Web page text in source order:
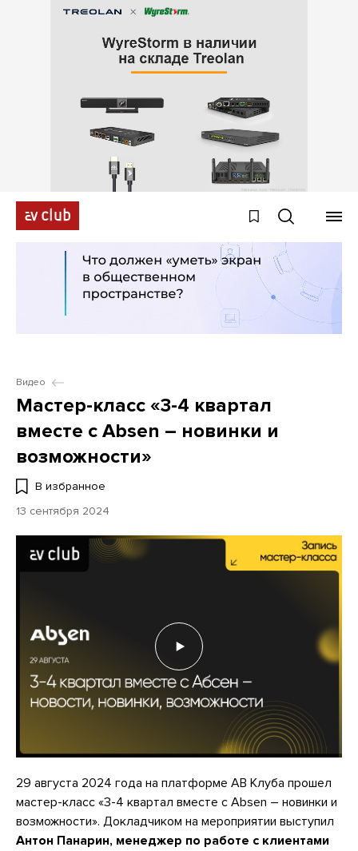
Видео
Мастер-класс «3-4 квартал
вместе с Absen – новинки и
возможности»
В избранное
13 сентября 2024
29 августа 2024 года на платформе АВ Клуба прошел
мастер-класс «3-4 квартал вместе с Absen – новинки и
возможности». Докладчиком на мероприятии выступил
Антон Панарин, менеджер по работе с клиентами